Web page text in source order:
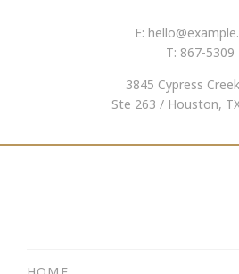
E:
T: 867-5309
3845 Cypress
Ste 263 / Houston,